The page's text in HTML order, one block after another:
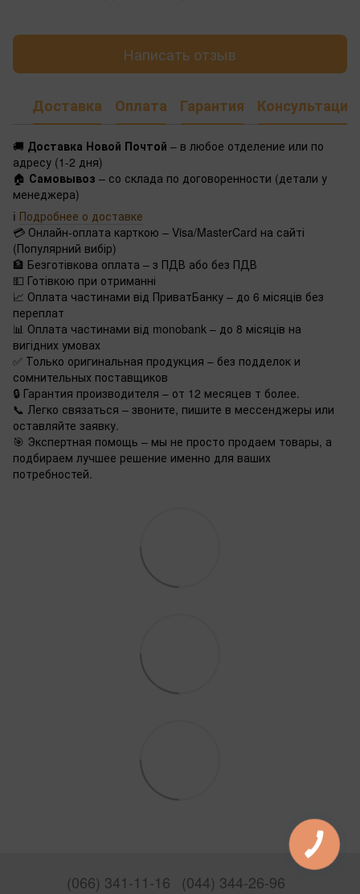
Написать отзыв
Доставка Оплата Гарантия Консультация
🚚 Доставка Новой Почтой – в любое отделение или по
адресу (1-2 дня)
🏠 Самовывоз – со склада по договоренности (детали у
менеджера)
ℹ️ Подробнее о доставке
💳 Онлайн-оплата карткою – Visa/MasterCard на сайті
(Популярний вибір)
🏦 Безготівкова оплата – з ПДВ або без ПДВ
💵 Готівкою при отриманні
📈 Оплата частинами від ПриватБанку – до 6 місяців без
переплат
📊 Оплата частинами від monobank – до 8 місяців на
вигідних умовах
✅ Только оригинальная продукция – без подделок и
сомнительных поставщиков
🔒 Гарантия производителя – от 12 месяцев т более.
📞 Легко связаться – звоните, пишите в мессенджеры или
оставляйте заявку.
🎯 Экспертная помощь – мы не просто продаем товары, а
подбираем лучшее решение именно для ваших
потребностей.
(066) 341-11-16 (044) 344-26-96